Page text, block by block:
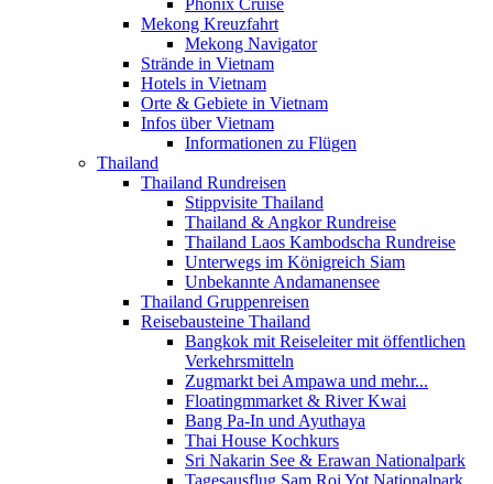
Phönix Cruise
Mekong Kreuzfahrt
Mekong Navigator
Strände in Vietnam
Hotels in Vietnam
Orte & Gebiete in Vietnam
Infos über Vietnam
Informationen zu Flügen
Thailand
Thailand Rundreisen
Stippvisite Thailand
Thailand & Angkor Rundreise
Thailand Laos Kambodscha Rundreise
Unterwegs im Königreich Siam
Unbekannte Andamanensee
Thailand Gruppenreisen
Reisebausteine Thailand
Bangkok mit Reiseleiter mit öffentlichen
Verkehrsmitteln
Zugmarkt bei Ampawa und mehr...
Floatingmmarket & River Kwai
Bang Pa-In und Ayuthaya
Thai House Kochkurs
Sri Nakarin See & Erawan Nationalpark
Tagesausflug Sam Roi Yot Nationalpark